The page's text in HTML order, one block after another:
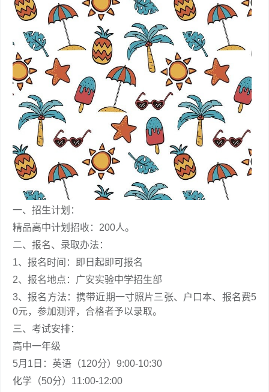
一、招生计划：
精品高中计划招收：200人。
二、报名、录取办法：
1、报名时间：即日起即可报名
2、报名地点：广安实验中学招生部
3、报名方法：携带近期一寸照片三张、户口本、报名费5
0元，参加测评，合格者予以录取。
三、考试安排：
高中一年级
5月1日：英语（120分）9:00-10:30
化学（50分）11:00-12:00